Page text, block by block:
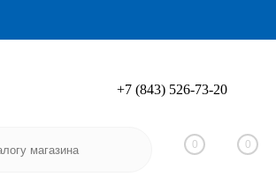
Вход
+7 (843) 526-73-20
0 0